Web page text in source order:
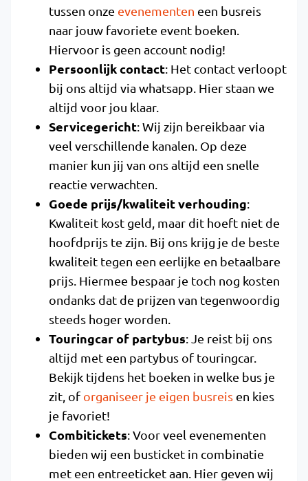
tussen onze evenementen een busreis
naar jouw favoriete event boeken.
Hiervoor is geen account nodig!
Persoonlijk contact: Het contact verloopt
bij ons altijd via whatsapp. Hier staan we
altijd voor jou klaar.
Servicegericht: Wij zijn bereikbaar via
veel verschillende kanalen. Op deze
manier kun jij van ons altijd een snelle
reactie verwachten.
Goede prijs/kwaliteit verhouding:
Kwaliteit kost geld, maar dit hoeft niet de
hoofdprijs te zijn. Bij ons krijg je de beste
kwaliteit tegen een eerlijke en betaalbare
prijs. Hiermee bespaar je toch nog kosten
ondanks dat de prijzen van tegenwoordig
steeds hoger worden.
Touringcar of partybus: Je reist bij ons
altijd met een partybus of touringcar.
Bekijk tijdens het boeken in welke bus je
zit, of organiseer je eigen busreis en kies
je favoriet!
Combitickets: Voor veel evenementen
bieden wij een busticket in combinatie
met een entreeticket aan. Hier geven wij